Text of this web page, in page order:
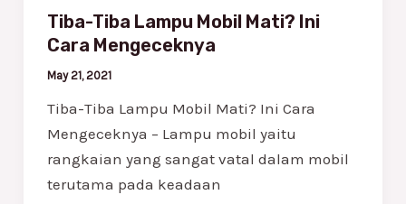
Tiba-Tiba Lampu Mobil Mati? Ini
Cara Mengeceknya
May 21, 2021
Tiba-Tiba Lampu Mobil Mati? Ini Cara
Mengeceknya – Lampu mobil yaitu
rangkaian yang sangat vatal dalam mobil
terutama pada keadaan
Mobil
Mati?
Cara
Mengeceknya